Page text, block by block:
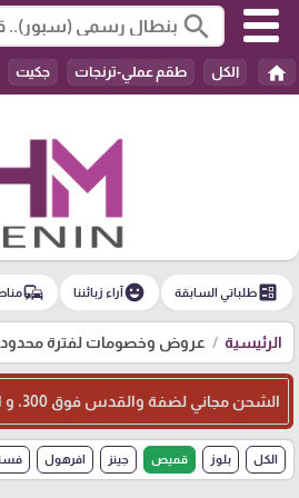
search
home الكل طقم عملي-ترنجات جكيت
ballotطلباتي السابقة emoji_emotionsآراء زبائننا commute
الرئيسية عروض وخصومات لفترة
الشحن مجاني لضفة والقدس فوق 300، و الداخل فوق 600
الكل بلوز قميص جينز افرهول